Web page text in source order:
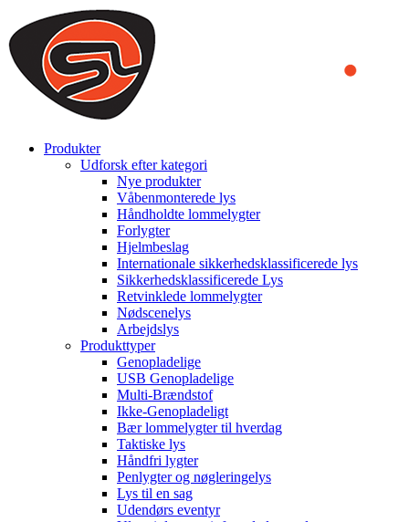
We use cookies to ensure that we provide you the best experience
on our website. By continuing to browse this website, you accept
that cookies are used to help us analyze how the website is used and
to offer you a better experience. To learn more or to find out how
you can disable cookies, you can access our
Produkter
Udforsk efter kategori
Nye produkter
Våbenmonterede lys
Håndholdte lommelygter
Forlygter
Hjelmbeslag
Internationale sikkerhedsklassificerede lys
Sikkerhedsklassificerede Lys
Retvinklede lommelygter
Nødscenelys
Arbejdslys
Produkttyper
Genopladelige
USB Genopladelige
Multi-Brændstof
Ikke-Genopladeligt
Bær lommelygter til hverdag
Taktiske lys
Håndfri lygter
Penlygter og nøgleringelys
Lys til en sag
Udendørs eventyr